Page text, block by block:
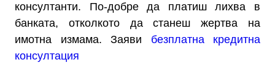
консултанти. По-добре да платиш лихва в
банката, отколкото да станеш жертва на
имотна измама. Заяви безплатна кредитна
консултация